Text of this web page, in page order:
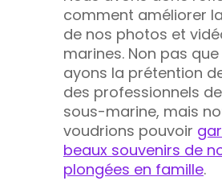
comment améliorer
de nos photos et
marines. Non pas
ayons la prétention
des professionnels
sous-marine, mais
voudrions pouvoir
beaux souvenirs de
plongées en famille.